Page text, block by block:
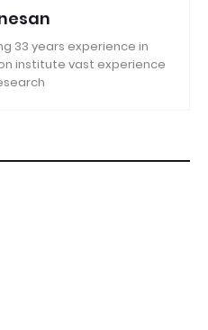
33 years experience in
institute vast experience